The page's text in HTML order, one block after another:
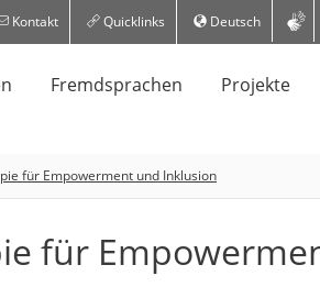
Kontakt Quicklinks Deutsch
Fremdsprachen Projekte
für Empowerment und Inklusion
für